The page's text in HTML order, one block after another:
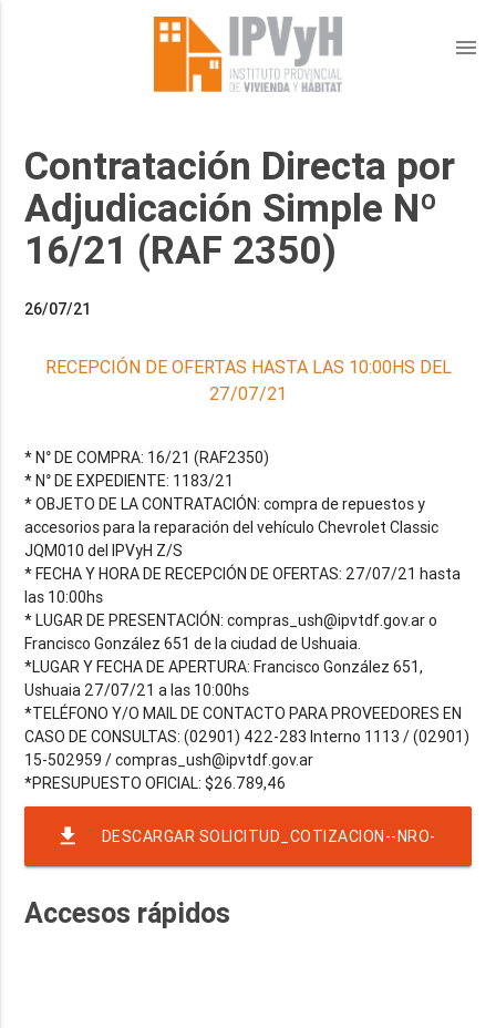
menu
Contratación Directa por
Adjudicación Simple Nº
16/21 (RAF 2350)
26/07/21
RECEPCIÓN DE OFERTAS HASTA LAS 10:00HS DEL
27/07/21
* N° DE COMPRA: 16/21 (RAF2350)
* N° DE EXPEDIENTE: 1183/21
* OBJETO DE LA CONTRATACIÓN: compra de repuestos y
accesorios para la reparación del vehículo Chevrolet Classic
JQM010 del IPVyH Z/S
* FECHA Y HORA DE RECEPCIÓN DE OFERTAS: 27/07/21 hasta
las 10:00hs
* LUGAR DE PRESENTACIÓN: compras_ush@ipvtdf.gov.ar o
Francisco González 651 de la ciudad de Ushuaia.
*LUGAR Y FECHA DE APERTURA: Francisco González 651,
Ushuaia 27/07/21 a las 10:00hs
*TELÉFONO Y/O MAIL DE CONTACTO PARA PROVEEDORES EN
CASO DE CONSULTAS: (02901) 422-283 Interno 1113 / (02901)
15-502959 / compras_ush@ipvtdf.gov.ar
file_download DESCARGAR SOLICITUD_COTIZACION--NRO-
Accesos rápidos